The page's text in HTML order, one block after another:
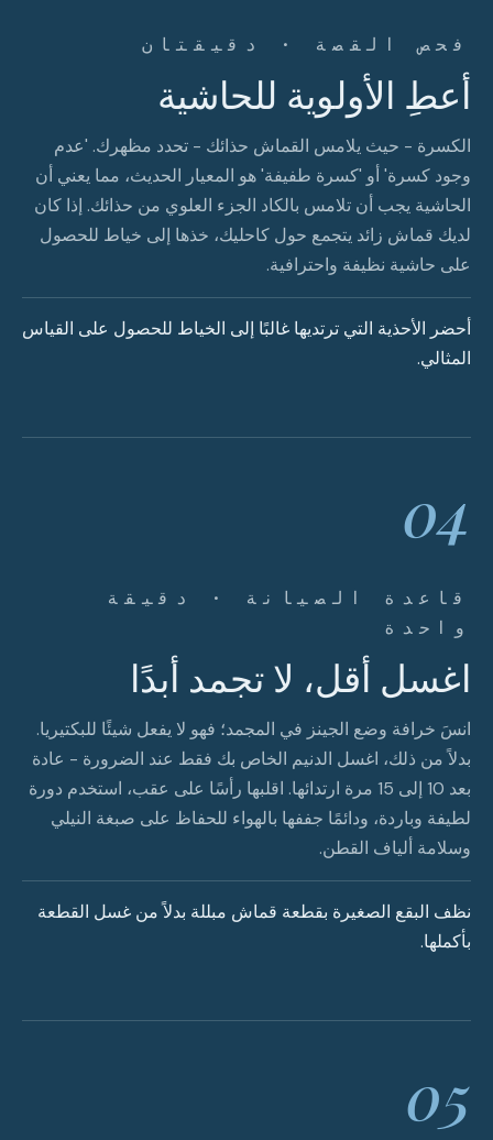
فحص القصة · دقيقتان
أعطِ الأولوية للحاشية
الكسرة - حيث يلامس القماش حذائك - تحدد مظهرك. 'عدم
وجود كسرة' أو 'كسرة طفيفة' هو المعيار الحديث، مما يعني أن
الحاشية يجب أن تلامس بالكاد الجزء العلوي من حذائك. إذا كان
لديك قماش زائد يتجمع حول كاحليك، خذها إلى خياط للحصول
على حاشية نظيفة واحترافية.
أحضر الأحذية التي ترتديها غالبًا إلى الخياط للحصول على القياس
المثالي.
04
قاعدة الصيانة · دقيقة
واحدة
اغسل أقل، لا تجمد أبدًا
انسَ خرافة وضع الجينز في المجمد؛ فهو لا يفعل شيئًا للبكتيريا.
بدلاً من ذلك، اغسل الدنيم الخاص بك فقط عند الضرورة - عادة
بعد 10 إلى 15 مرة ارتدائها. اقلبها رأسًا على عقب، استخدم دورة
لطيفة وباردة، ودائمًا جففها بالهواء للحفاظ على صبغة النيلي
وسلامة ألياف القطن.
نظف البقع الصغيرة بقطعة قماش مبللة بدلاً من غسل القطعة
بأكملها.
05